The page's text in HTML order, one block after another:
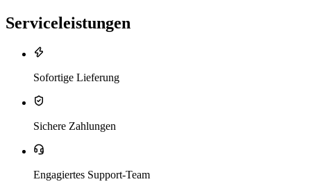
Serviceleistungen
Sofortige Lieferung
Sichere Zahlungen
Engagiertes Support-Team